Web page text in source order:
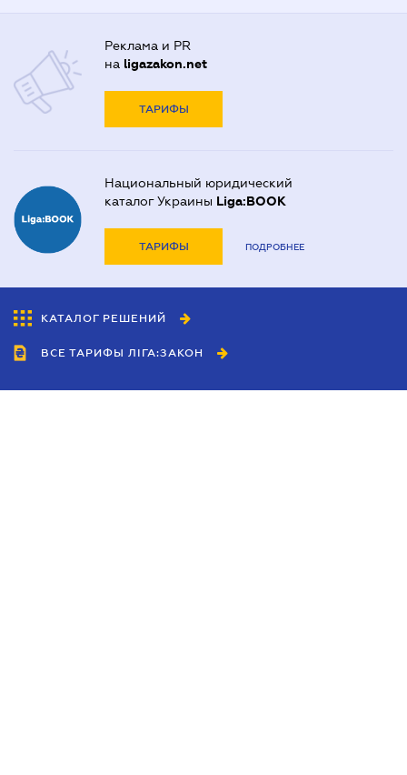
Реклама и PR
на ligazakon.net
ТАРИФЫ
Национальный юридический
каталог Украины Liga:BOOK
ТАРИФЫ ПОДРОБНЕЕ
КАТАЛОГ РЕШЕНИЙ
ВСЕ ТАРИФЫ ЛІГА:ЗАКОН